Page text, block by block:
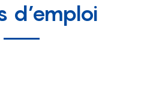
d’emploi